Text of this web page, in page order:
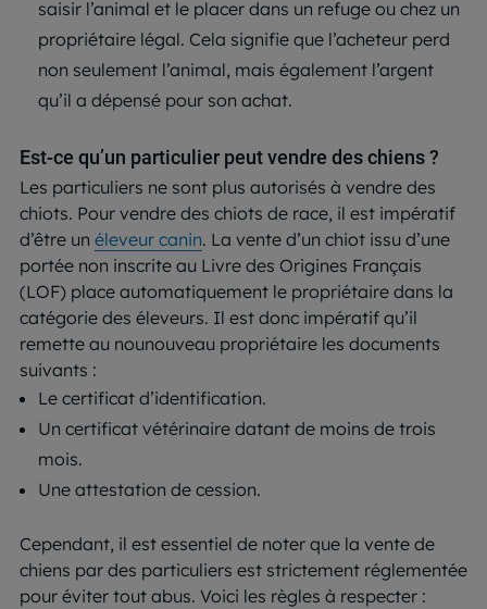
saisir l’animal et le placer dans un refuge ou chez un
propriétaire légal. Cela signifie que l’acheteur perd
non seulement l’animal, mais également l’argent
qu’il a dépensé pour son achat.
Est-ce qu’un particulier peut vendre des chiens ?
Les particuliers ne sont plus autorisés à vendre des
chiots. Pour vendre des chiots de race, il est impératif
d’être un éleveur canin. La vente d’un chiot issu d’une
portée non inscrite au Livre des Origines Français
(LOF) place automatiquement le propriétaire dans la
catégorie des éleveurs. Il est donc impératif qu’il
remette au nounouveau propriétaire les documents
suivants :
Le certificat d’identification.
Un certificat vétérinaire datant de moins de trois
mois.
Une attestation de cession.
Cependant, il est essentiel de noter que la vente de
chiens par des particuliers est strictement réglementée
pour éviter tout abus. Voici les règles à respecter :